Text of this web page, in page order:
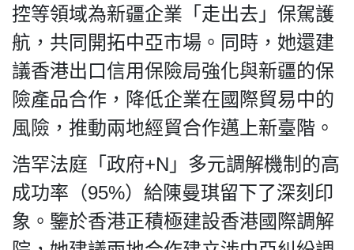
reserved.
控等領域為新疆企業「走出去」保駕護
航，共同開拓中亞市場。同時，她還建
議香港出口信用保險局強化與新疆的保
險產品合作，降低企業在國際貿易中的
風險，推動兩地經貿合作邁上新臺階。
浩罕法庭「政府+N」多元調解機制的高
成功率（95%）給陳曼琪留下了深刻印
象。鑒於香港正積極建設香港國際調解